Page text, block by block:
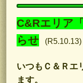
C&Rエリア
らせ
(R5.10.13)
いつもＣ＆Ｒエ
ます。